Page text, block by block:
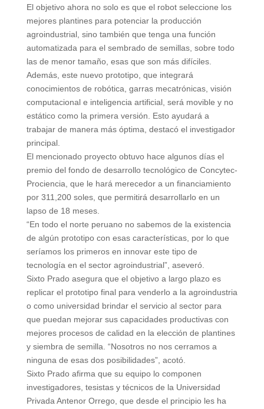
El objetivo ahora no solo es que el robot seleccione los
mejores plantines para potenciar la producción
agroindustrial, sino también que tenga una función
automatizada para el sembrado de semillas, sobre todo
las de menor tamaño, esas que son más difíciles.
Además, este nuevo prototipo, que integrará
conocimientos de robótica, garras mecatrónicas, visión
computacional e inteligencia artificial, será movible y no
estático como la primera versión. Esto ayudará a
trabajar de manera más óptima, destacó el investigador
principal.
El mencionado proyecto obtuvo hace algunos días el
premio del fondo de desarrollo tecnológico de Concytec-
Prociencia, que le hará merecedor a un financiamiento
por 311,200 soles, que permitirá desarrollarlo en un
lapso de 18 meses.
“En todo el norte peruano no sabemos de la existencia
de algún prototipo con esas características, por lo que
seríamos los primeros en innovar este tipo de
tecnología en el sector agroindustrial”, aseveró.
Sixto Prado asegura que el objetivo a largo plazo es
replicar el prototipo final para venderlo a la agroindustria
o como universidad brindar el servicio al sector para
que puedan mejorar sus capacidades productivas con
mejores procesos de calidad en la elección de plantines
y siembra de semilla. “Nosotros no nos cerramos a
ninguna de esas dos posibilidades”, acotó.
Sixto Prado afirma que su equipo lo componen
investigadores, tesistas y técnicos de la Universidad
Privada Antenor Orrego, que desde el principio les ha